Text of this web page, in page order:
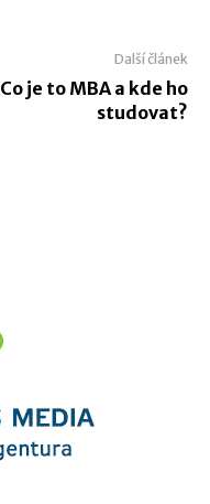
Další článek
Co je to MBA a kde ho
studovat?